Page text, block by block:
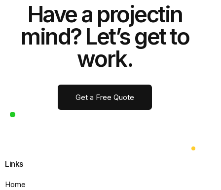
Have a projectin
mind? Let’s get to
work.
Get a Free Quote
Links
Home